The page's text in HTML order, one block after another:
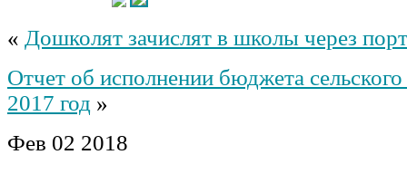
« Дошколят зачислят в школы через
Отчет об исполнении бюджета сельского
2017 год »
Фев 02 2018